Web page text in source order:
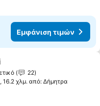
Εμφάνιση τιμών
στα αγαπημένα
22
16.2 χλμ. από: Δήμητρα